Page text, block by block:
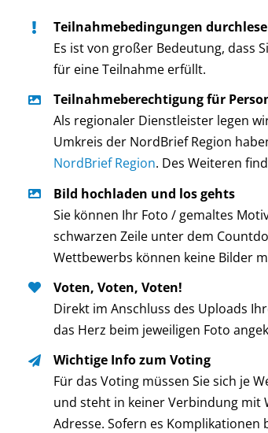
Teilnahmebedingungen
Es ist von großer Bedeutung, dass
für eine Teilnahme erfüllt.
Teilnahmeberechtigung für
Als regionaler Dienstleister legen
Umkreis der NordBrief Region
NordBrief Region. Des Weiteren
Bild hochladen und los gehts
Sie können Ihr Foto / gemaltes
schwarzen Zeile unter dem
Wettbewerbs können keine Bilder
Voten, Voten, Voten!
Direkt im Anschluss des Uploads
das Herz beim jeweiligen Foto
Wichtige Info zum Voting
Für das Voting müssen Sie sich je
und steht in keiner Verbindung mit
Adresse. Sofern es